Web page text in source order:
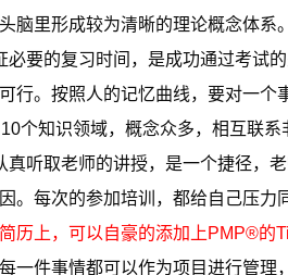
脑里形成较为清晰的理论概念体系。
必要的复习时间，是成功通过考试
行。按照人的记忆曲线，要对一
个知识领域，概念众多，相互联
真听取老师的讲授，是一个捷径，
。每次的参加培训，都给自己压力
历上，可以自豪的添加上PMP®的
一件事情都可以作为项目进行管理